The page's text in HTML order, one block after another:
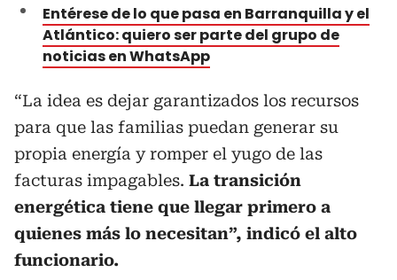
Entérese de lo que pasa en Barranquilla y el
Atlántico: quiero ser parte del grupo de
noticias en WhatsApp
“La idea es dejar garantizados los recursos
para que las familias puedan generar su
propia energía y romper el yugo de las
facturas impagables. La transición
energética tiene que llegar primero a
quienes más lo necesitan”, indicó el alto
funcionario.